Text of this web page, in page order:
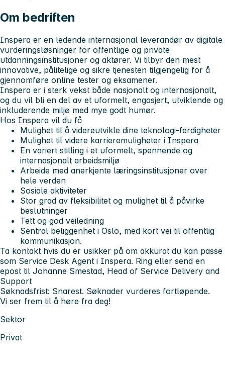
Om bedriften
Inspera er en ledende internasjonal leverandør av digitale
vurderingsløsninger for offentlige og private
utdanningsinstitusjoner og aktører. Vi tilbyr den mest
innovative, pålitelige og sikre tjenesten tilgjengelig for å
gjennomføre online tester og eksamener.
Inspera er i sterk vekst både nasjonalt og internasjonalt,
og du vil bli en del av et uformelt, engasjert, utviklende og
inkluderende miljø med mye godt humør.
Hos Inspera vil du få
Mulighet til å videreutvikle dine teknologi-ferdigheter
Mulighet til videre karrieremuligheter i Inspera
En variert stilling i et uformelt, spennende og
internasjonalt arbeidsmiljø
Arbeide med anerkjente læringsinstitusjoner over
hele verden
Sosiale aktiviteter
Stor grad av fleksibilitet og mulighet til å påvirke
beslutninger
Tett og god veiledning
Sentral beliggenhet i Oslo, med kort vei til offentlig
kommunikasjon.
Ta kontakt hvis du er usikker på om akkurat du kan passe
som Service Desk Agent i Inspera. Ring eller send en
epost til Johanne Smestad, Head of Service Delivery and
Support
Søknadsfrist: Snarest. Søknader vurderes fortløpende.
Vi ser frem til å høre fra deg!
Sektor
Privat